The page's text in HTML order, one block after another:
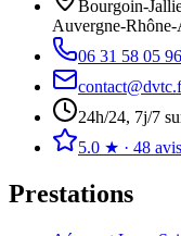
Bourgoin-
Auvergne-Rhône-
06 31 58 05 96
24h/24, 7j/7
5.0 ★ · 48
Prestations